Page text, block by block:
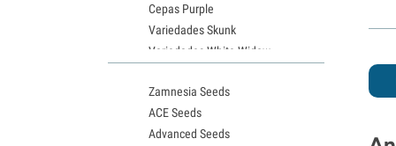
Cepas Purple
Variedades Skunk
Variedades White Widow
Semillas de Granddaddy Purple
Semillas de OG Kush
Semillas de Blue Dream
Zamnesia Seeds
ACE Seeds
Advanced Seeds